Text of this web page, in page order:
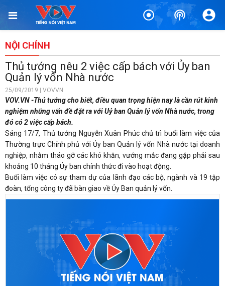
NỘI CHÍNH
Thủ tướng nêu 2 việc cấp bách với Ủy ban
Quản lý vốn Nhà nước
25/09/2019 | VOVVN
VOV.VN -Thủ tướng cho biết, điều quan trọng hiện nay là cần rút kinh
nghiệm những vấn đề đặt ra với Uỷ ban Quản lý vốn Nhà nước, trong
đó có 2 việc cấp bách.
Sáng 17/7, Thủ tướng Nguyễn Xuân Phúc chủ trì buổi làm việc của
Thường trực Chính phủ với Ủy ban Quản lý vốn Nhà nước tại doanh
nghiệp, nhằm tháo gỡ các khó khăn, vướng mắc đang gặp phải sau
khoảng 10 tháng Ủy ban chính thức đi vào hoạt động.
Buổi làm việc có sự tham dự của lãnh đạo các bộ, ngành và 19 tập
đoàn, tổng công ty đã bàn giao về Ủy Ban quản lý vốn.